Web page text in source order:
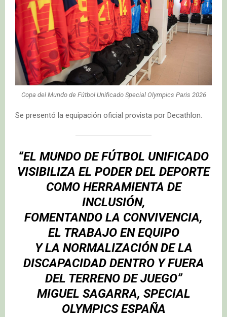
Copa del Mundo de Fútbol Unificado Special Olympics Paris 2026
Se presentó la equipación oficial provista por Decathlon.
“EL MUNDO DE FÚTBOL UNIFICADO
VISIBILIZA EL PODER DEL DEPORTE
COMO HERRAMIENTA DE
INCLUSIÓN,
FOMENTANDO LA CONVIVENCIA,
EL TRABAJO EN EQUIPO
Y LA NORMALIZACIÓN DE LA
DISCAPACIDAD DENTRO Y FUERA
DEL TERRENO DE JUEGO”
MIGUEL SAGARRA, SPECIAL
OLYMPICS ESPAÑA